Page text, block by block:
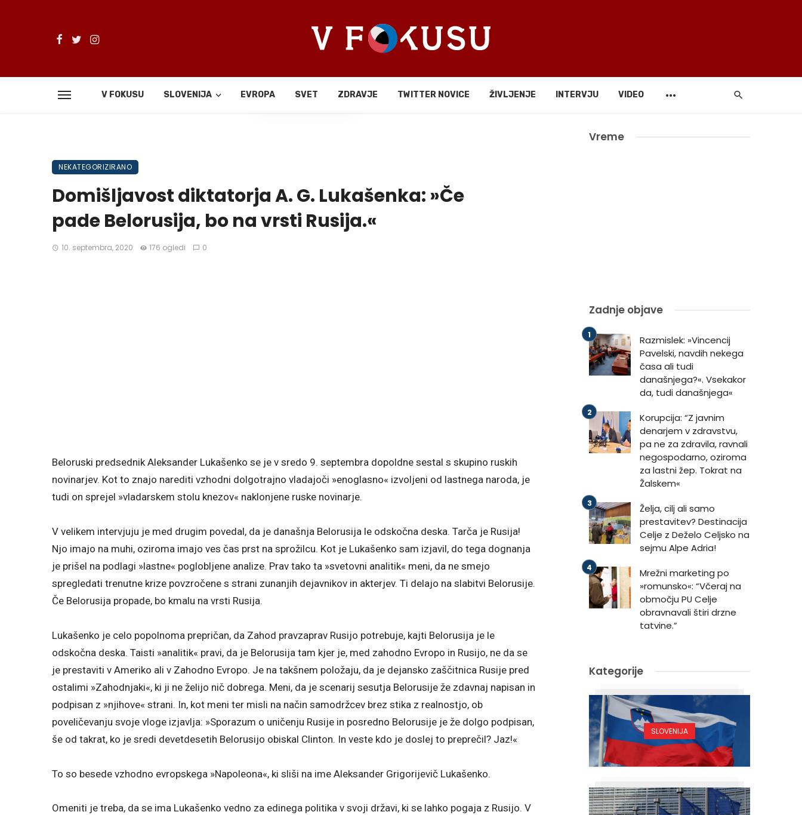
V FOKUSU SLOVENIJA EVROPA SVET ZDRAVJE TWITTER NOVICE ŽIVLJENJE INTERVJU VIDEO
Deli
NEKATEGORIZIRANO
Domišljavost diktatorja A. G. Lukašenka: »Če
pade Belorusija, bo na vrsti Rusija.«
10. septembra, 2020 176 ogledi 0
Beloruski predsednik Aleksander Lukašenko se je v sredo 9. septembra dopoldne sestal s skupino ruskih
novinarjev. Kot to znajo narediti vzhodni dolgotrajno vladajoči »enoglasno« izvoljeni od lastnega naroda, je
tudi on sprejel »vladarskem stolu knezov« naklonjene ruske novinarje.
V velikem intervjuju je med drugim povedal, da je današnja Belorusija le odskočna deska. Tarča je Rusija!
Njo imajo na muhi, oziroma imajo ves čas prst na sprožilcu. Kot je Lukašenko sam izjavil, do tega dognanja
je prišel na podlagi »lastne« poglobljene analize. Prav tako ta »svetovni analitik« meni, da ne smejo
spregledati trenutne krize povzročene s strani zunanjih dejavnikov in akterjev. Ti delajo na slabitvi Belorusije.
Če Belorusija propade, bo kmalu na vrsti Rusija.
Lukašenko je celo popolnoma prepričan, da Zahod pravzaprav Rusijo potrebuje, kajti Belorusija je le
odskočna deska. Taisti »analitik« pravi, da je Belorusija tam kjer je, med zahodno Evropo in Rusijo, ne da se
je prestaviti v Ameriko ali v Zahodno Evropo. Je na takšnem položaju, da je dejansko zaščitnica Rusije pred
ostalimi »Zahodnjaki«, ki ji ne želijo nič dobrega. Meni, da je scenarij sesutja Belorusije že zdavnaj napisan in
podpisan z »njihove« strani. In, kot meni ter misli na način samodržcev brez stika z realnostjo, ob
poveličevanju svoje vloge izjavlja: »Sporazum o uničenju Rusije in posredno Belorusije je že dolgo podpisan,
še od takrat, ko je sredi devetdesetih Belorusijo obiskal Clinton. In veste kdo je doslej to preprečil? Jaz!«
To so besede vzhodno evropskega »Napoleona«, ki sliši na ime Aleksander Grigorijevič Lukašenko.
Omeniti je treba, da se ima Lukašenko vedno za edinega politika v svoji državi, ki se lahko pogaja z Rusijo. V
Vreme
Zadnje objave
Razmislek: »Vincencij
Pavelski, navdih nekega
časa ali tudi
današnjega?«. Vsekakor
da, tudi današnjega«
Korupcija: “Z javnim
denarjem v zdravstvu,
pa ne za zdravila, ravnali
negospodarno, oziroma
za lastni žep. Tokrat na
Žalskem«
Želja, cilj ali samo
prestavitev? Destinacija
Celje z Deželo Celjsko na
sejmu Alpe Adria!
Mrežni marketing po
»romunsko«: “Včeraj na
območju PU Celje
obravnavali štiri drzne
tatvine.”
Kategorije
SLOVENIJA